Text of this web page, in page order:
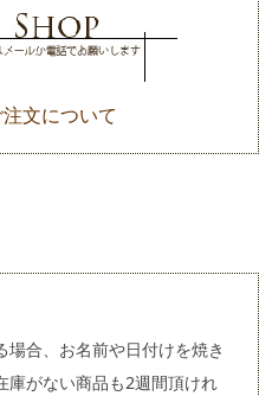
文について
合、お名前や日付けを焼き
庫がない商品も2週間頂けれ